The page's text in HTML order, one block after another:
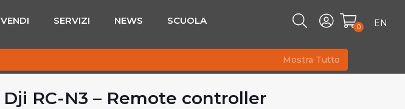
VENDI SERVIZI NEWS SCUOLA
0 EN
Mostra Tutto
Dji RC-N3 – Remote controller